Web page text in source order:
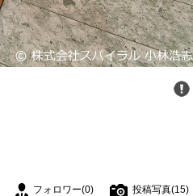
フォロワー(0) 投稿写真(15)